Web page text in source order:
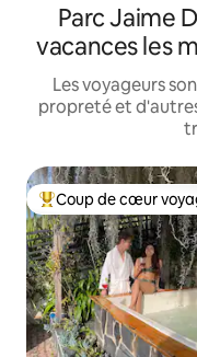
Parc Jaime
vacances les
Les voyageurs
propreté et
Coup de cœur
Coup de cœur